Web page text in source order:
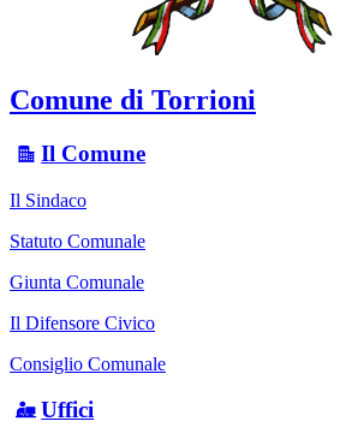
Comune di Torrioni
Il Comune
Il Sindaco
Statuto Comunale
Giunta Comunale
Il Difensore Civico
Consiglio Comunale
Uffici